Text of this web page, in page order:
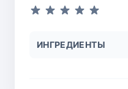
ИНГРЕДИЕНТЫ